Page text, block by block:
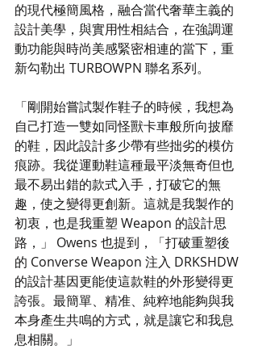
的現代極簡風格，融合當代奢華主義的
設計美學，與實用性相結合，在強調運
動功能與時尚美感緊密相連的當下，重
新勾勒出 TURBOWPN 聯名系列。
「剛開始嘗試製作鞋子的時候，我想為
自己打造一雙如同怪獸卡車般所向披靡
的鞋，因此設計多少帶有些拙劣的模仿
痕跡。我從運動鞋這種最平淡無奇但也
最不易出錯的款式入手，打破它的無
趣，使之變得更創新。這就是我製作的
初衷，也是我重塑 Weapon 的設計思
路，」 Owens 也提到，「打破重塑後
的 Converse Weapon 注入 DRKSHDW
的設計基因更能使這款鞋的外形變得更
誇張。最簡單、精准、純粹地能夠與我
本身產生共鳴的方式，就是讓它和我息
息相關。」